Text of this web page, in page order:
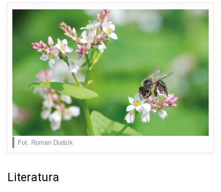
Fot. Roman Dudzik
Literatura